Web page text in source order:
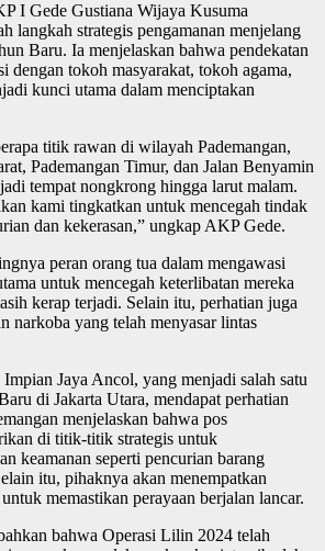
I Gede Gustiana Wijaya Kusuma
langkah strategis pengamanan menjelang
Baru. Ia menjelaskan bahwa pendekatan
dengan tokoh masyarakat, tokoh agama,
kunci utama dalam menciptakan
titik rawan di wilayah Pademangan,
Pademangan Timur, dan Jalan Benyamin
tempat nongkrong hingga larut malam.
kami tingkatkan untuk mencegah tindak
dan kekerasan,” ungkap AKP Gede.
peran orang tua dalam mengawasi
untuk mencegah keterlibatan mereka
kerap terjadi. Selain itu, perhatian juga
narkoba yang telah menyasar lintas
Jaya Ancol, yang menjadi salah satu
di Jakarta Utara, mendapat perhatian
menjelaskan bahwa pos
di titik-titik strategis untuk
keamanan seperti pencurian barang
itu, pihaknya akan menempatkan
memastikan perayaan berjalan lancar.
bahwa Operasi Lilin 2024 telah